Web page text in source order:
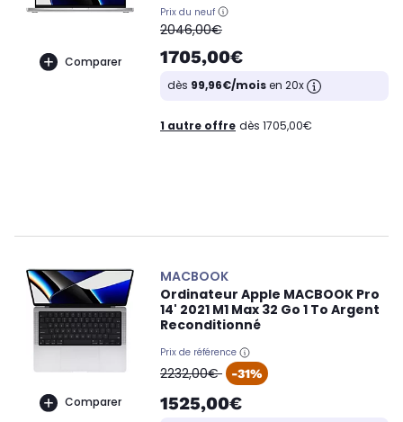
Comparer
Prix du neuf
oldPrice
2046,00€
1705,00€
dès 99,96€/moisen 20x
1 autre offre dès 1705,00€
Comparer
MACBOOK
Ordinateur Apple MACBOOK Pro
14' 2021 M1 Max 32 Go 1 To Argent
Reconditionné
Prix de référence
oldPrice
2232,00€ -31%
1525,00€